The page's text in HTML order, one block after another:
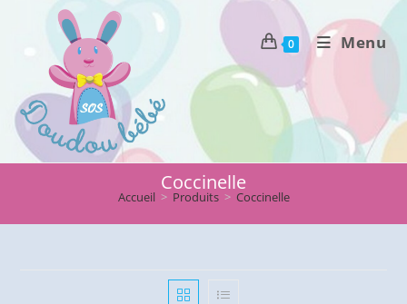
0 Menu
Coccinelle
Accueil > Produits > Coccinelle